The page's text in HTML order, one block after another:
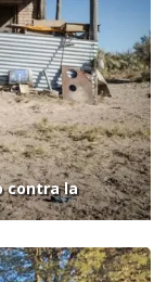
contra la